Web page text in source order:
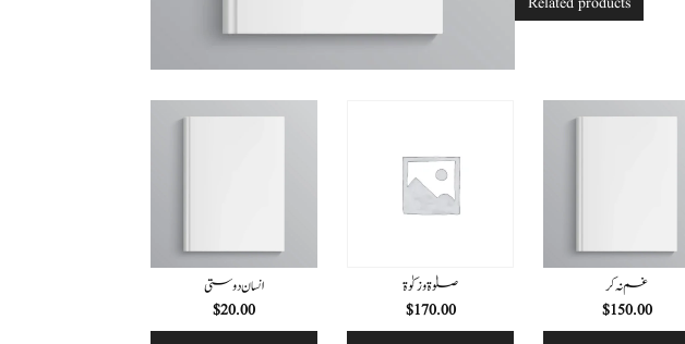
انسان دوستی
$20.00
صلوٰۃ و زکوٰۃ
$170.00
غم نہ کر
$150.00